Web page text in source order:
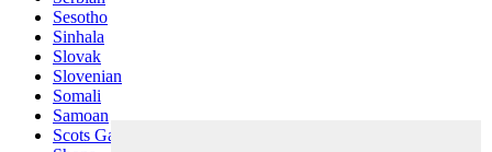
Sesotho
Sinhala
Slovak
Slovenian
Somali
Samoan
Scots Gaelic